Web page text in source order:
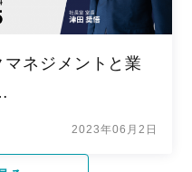
マネジメントと業
2023年06月2日